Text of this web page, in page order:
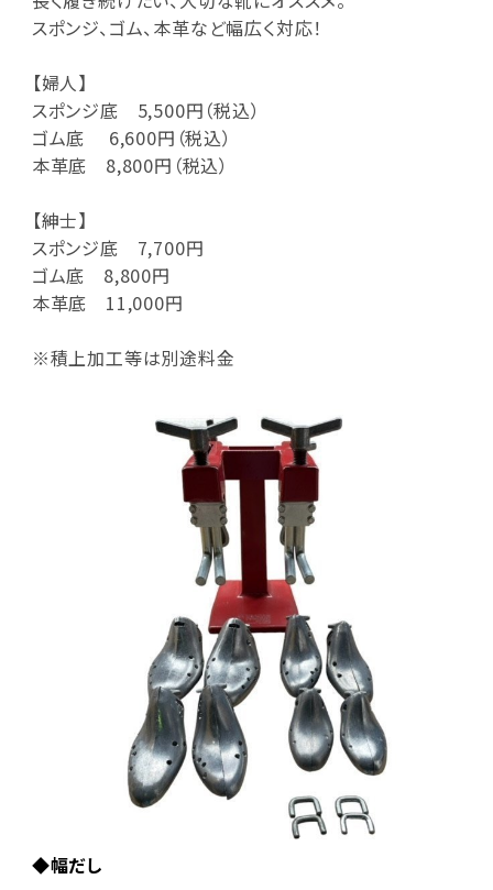
スポンジ、ゴム、本革など幅広く対応！
【婦人】
スポンジ底 5,500円（税込）
ゴム底 6,600円（税込）
本革底 8,800円（税込）
【紳士】
スポンジ底 7,700円
ゴム底 8,800円
本革底 11,000円
※積上加工等は別途料金
◆幅だし